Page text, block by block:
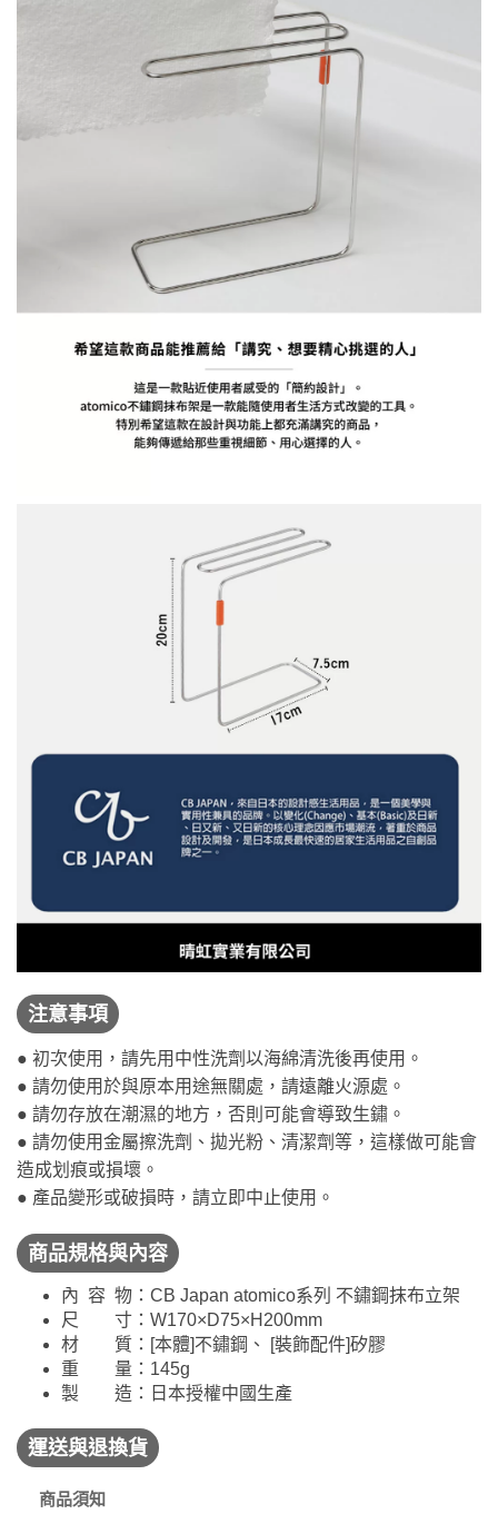
注意事項
● 初次使用，請先用中性洗劑以海綿清洗後再使用。
● 請勿使用於與原本用途無關處，請遠離火源處。
● 請勿存放在潮濕的地方，否則可能會導致生鏽。
● 請勿使用金屬擦洗劑、拋光粉、清潔劑等，這樣做可能會
造成划痕或損壞。
● 產品變形或破損時，請立即中止使用。
商品規格與內容
內 容 物：CB Japan atomico系列 不鏽鋼抹布立架
尺 寸： W170×D75×H200mm
材 質：[本體]不鏽鋼、 [裝飾配件]矽膠
重 量：145g
製 造：日本授權中國生產
運送與退換貨
商品須知